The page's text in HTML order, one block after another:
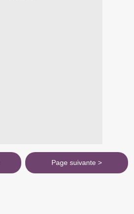
Page suivante >